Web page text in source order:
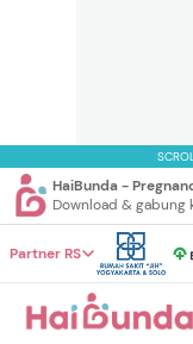
HaiBunda -
Download & gabung
Partner RS